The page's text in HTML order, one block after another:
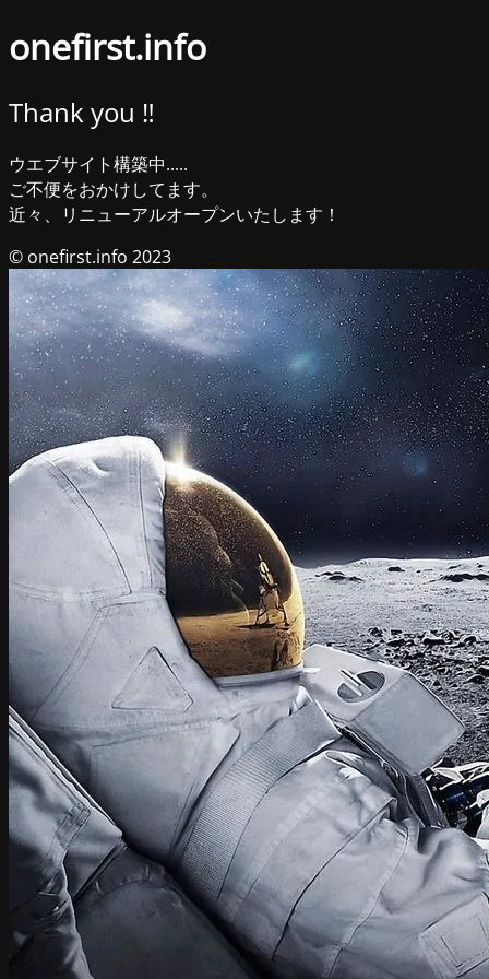
onefirst.info
Thank you ‼︎
ウエブサイト構築中.....
ご不便をおかけしてます。
近々、リニューアルオープンいたします！
© onefirst.info 2023